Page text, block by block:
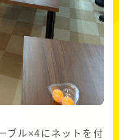
ブル×4にネットを付